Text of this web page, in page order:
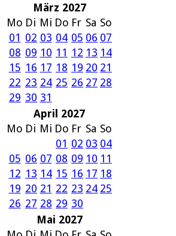
März 2027
Mo Di Mi Do Fr Sa So
01 02 03 04 05 06 07
08 09 10 11 12 13 14
15 16 17 18 19 20 21
22 23 24 25 26 27 28
29 30 31
April 2027
Mo Di Mi Do Fr Sa So
01 02 03 04
05 06 07 08 09 10 11
12 13 14 15 16 17 18
19 20 21 22 23 24 25
26 27 28 29 30
Mai 2027